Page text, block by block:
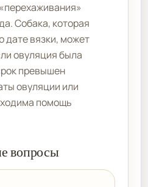
Собака, которая
дате вязки, может
овуляция была
превышен
овуляции или
помощь
вопросы